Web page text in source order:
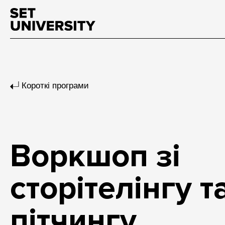
Короткі програми
Воркшоп зі
сторітелінгу